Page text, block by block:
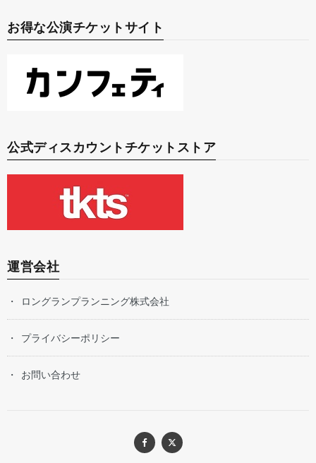
お得な公演チケットサイト
公式ディスカウントチケットストア
運営会社
ロングランプランニング株式会社
プライバシーポリシー
お問い合わせ